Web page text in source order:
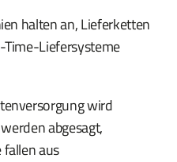
halten an, Lieferketten
Liefersysteme
wird
abgesagt,
aus